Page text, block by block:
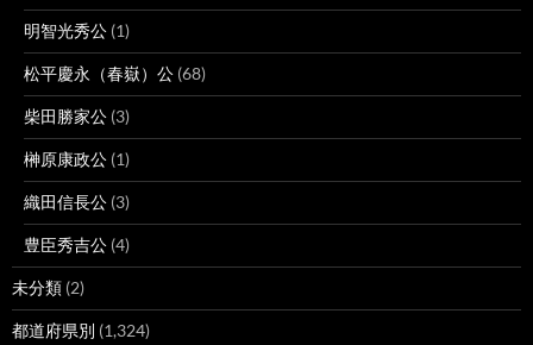
明智光秀公 (1)
松平慶永（春嶽）公 (68)
柴田勝家公 (3)
榊原康政公 (1)
織田信長公 (3)
豊臣秀吉公 (4)
未分類 (2)
都道府県別 (1,324)